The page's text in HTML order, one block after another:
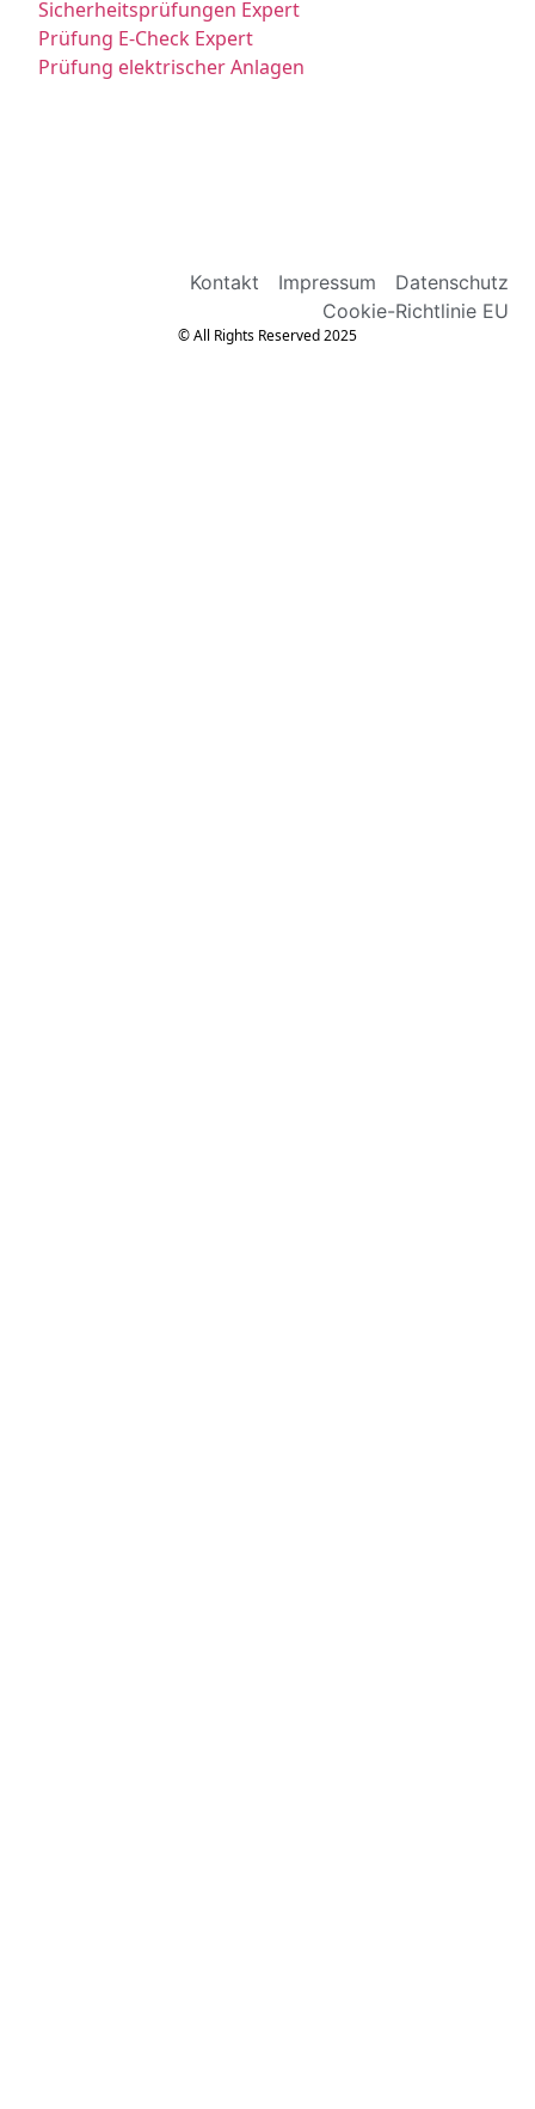
Sicherheitsprüfungen Expert
Prüfung E-Check Expert
Prüfung elektrischer Anlagen
Kontakt Impressum
Datenschutz
Cookie-Richtlinie EU
© All Rights Reserved 2025